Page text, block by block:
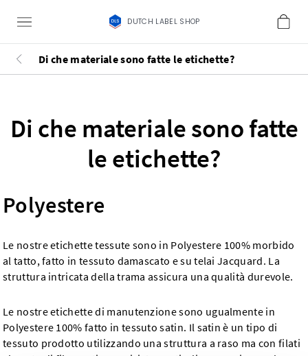
DUTCH LABEL SHOP
Di che materiale sono fatte le etichette?
Di che materiale sono fatte
le etichette?
Polyestere
Le nostre etichette tessute sono in Polyestere 100% morbido
al tatto, fatto in tessuto damascato e su telai Jacquard. La
struttura intricata della trama assicura una qualità durevole.
Le nostre etichette di manutenzione sono ugualmente in
Polyestere 100% fatto in tessuto satin. Il satin è un tipo di
tessuto prodotto utilizzando una struttura a raso ma con filati